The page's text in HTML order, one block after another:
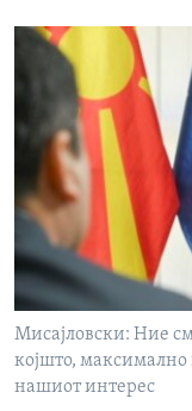
Мисајловски: Ние
којшто, максимално
нашиот интерес